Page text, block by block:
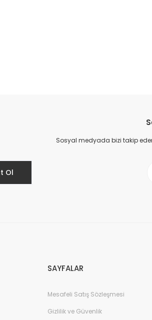
Ol
Sosyal medyada bizi takip
SAYFALAR
Mesafeli Satış Sözleşmesi
Gizlilik ve Güvenlik